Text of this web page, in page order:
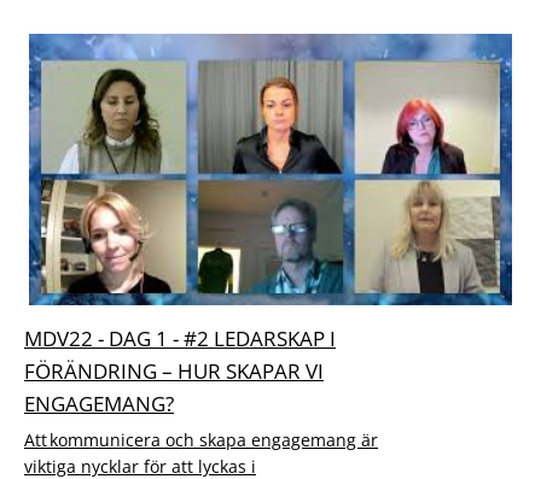
MDV22 - DAG 1 - #2 LEDARSKAP I
FÖRÄNDRING – HUR SKAPAR VI
ENGAGEMANG?
Att kommunicera och skapa engagemang är
viktiga nycklar för att lyckas i